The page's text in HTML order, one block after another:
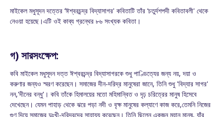
মাইকেল মধুসূদন দত্তের ‘ঈশ্বরচন্দ্র বিদ্যাসাগর' কবিতাটি তাঁর ‘চতুর্দশপদী কবিতাবলী' থেকে
নেওয়া হয়েছে।এটি ওই কাব্য গ্রন্থের ৮৬ সংখ্যক কবিতা।
গ) সারসংক্ষেপ:
কবি মাইকেল মধুসূদন দত্ত ঈশ্বরচন্দ্র বিদ্যাসাগরকে শুধু পাণ্ডিত্যের জন্য নয়, দয়া ও
করুণার জন্যও স্মরণ করেছেন। সমাজের দীন-দরিদ্র মানুষেরা জানে, তিনি শুধু 'বিদ্যার সাগর'
নন,'দীনের বন্ধু'। কবি তাঁকে হিমালয়ের মতো মহিমান্বিত ও দৃঢ় চরিত্রের মানুষ হিসেবে
দেখেছেন। যেমন পাহাড় থেকে ঝরে পড়া নদী ও বৃক্ষ মানুষের কল্যাণে কাজ করে,তেমনি নিজের
গুণ দিয়ে সমাজের দুঃখী-দরিদ্রদের সাহায্য করেছেন। তিনি ছিলেন একজন মহান মানুষ, যাঁর